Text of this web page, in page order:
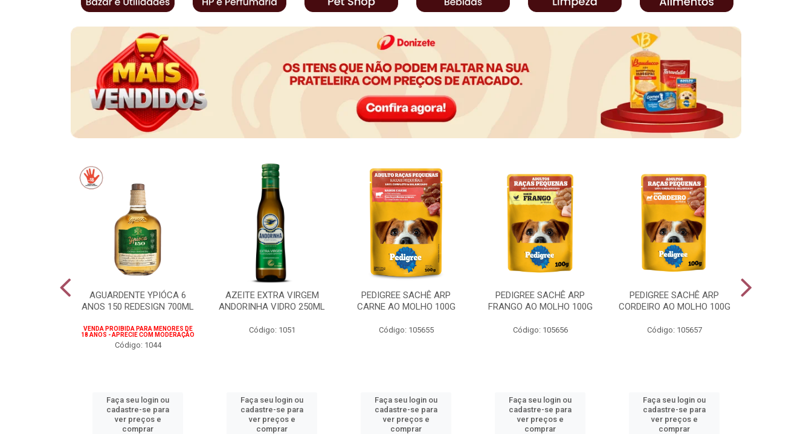
AGUARDENTE YPIÓCA 6
ANOS 150 REDESIGN 700ML
VENDA PROIBIDA PARA MENORES DE
18 ANOS - APRECIE COM MODERAÇÃO
Código: 1044
Faça seu login ou
cadastre-se para
ver preços e
comprar
AZEITE EXTRA VIRGEM
ANDORINHA VIDRO 250ML
Código: 1051
Faça seu login ou
cadastre-se para
ver preços e
comprar
PEDIGREE SACHÊ ARP
CARNE AO MOLHO 100G
Código: 105655
Faça seu login ou
cadastre-se para
ver preços e
comprar
PEDIGREE SACHÊ ARP
FRANGO AO MOLHO 100G
Código: 105656
Faça seu login ou
cadastre-se para
ver preços e
comprar
PEDIGREE SACHÊ ARP
CORDEIRO AO MOLHO 100G
Código: 105657
Faça seu login ou
cadastre-se para
ver preços e
comprar